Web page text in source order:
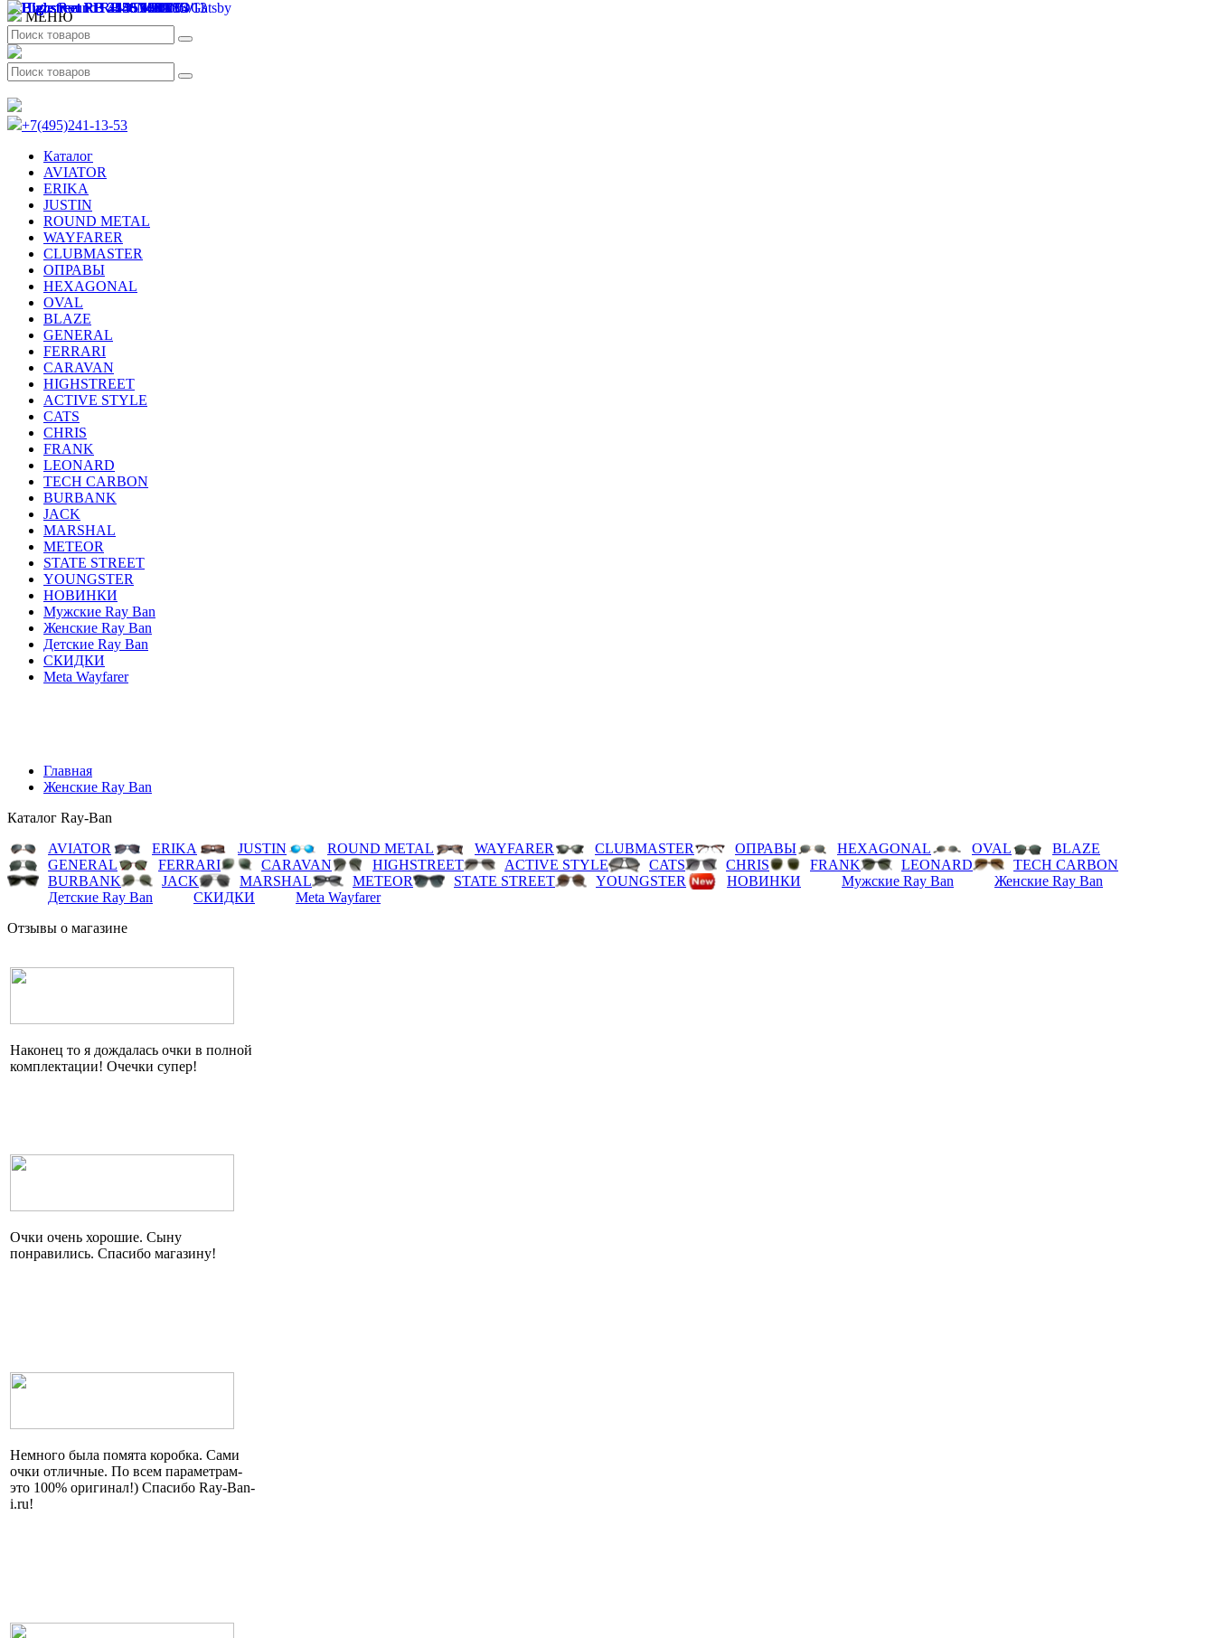
МЕНЮ
+7(495)241-13-53
Каталог
AVIATOR
ERIKA
JUSTIN
ROUND METAL
WAYFARER
CLUBMASTER
ОПРАВЫ
HEXAGONAL
OVAL
BLAZE
GENERAL
FERRARI
CARAVAN
HIGHSTREET
ACTIVE STYLE
CATS
CHRIS
FRANK
LEONARD
TECH CARBON
BURBANK
JACK
MARSHAL
METEOR
STATE STREET
YOUNGSTER
НОВИНКИ
Мужские Ray Ban
Женские Ray Ban
Детские Ray Ban
СКИДКИ
Meta Wayfarer
Главная
Женские Ray Ban
Каталог Ray-Ban
AVIATOR
ERIKA JUSTIN ROUND METAL WAYFARER CLUBMASTER ОПРАВЫ HEXAGONAL OVAL
BLAZE
GENERAL
FERRARI CARAVAN HIGHSTREET ACTIVE STYLE CATS CHRIS FRANK LEONARD
TECH CARBON
BURBANK
JACK MARSHAL METEOR STATE STREET YOUNGSTER НОВИНКИ Мужские Ray Ban
Женские Ray Ban
Детские Ray Ban
СКИДКИ
Meta Wayfarer
Отзывы о магазине
Наконец то я дождалась очки в полной
комплектации! Очечки супер!
Очки очень хорошие. Сыну
понравились. Спасибо магазину!
Немного была помята коробка. Сами
очки отличные. По всем параметрам-
это 100% оригинал!) Спасибо Ray-Ban-
i.ru!